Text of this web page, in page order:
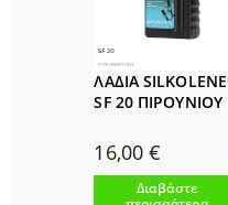
ΛΑΔΙΑ SILKOLENE
SF 20 ΠΙΡΟΥΝΙΟΥ
16,00€
Διαβάστε